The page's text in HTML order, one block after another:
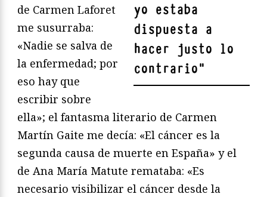
yo estaba
dispuesta a
hacer justo lo
contrario"
de Carmen Laforet
me susurraba:
«Nadie se salva de
la enfermedad; por
eso hay que
escribir sobre
ella»; el fantasma literario de Carmen
Martín Gaite me decía: «El cáncer es la
segunda causa de muerte en España» y el
de Ana María Matute remataba: «Es
necesario visibilizar el cáncer desde la